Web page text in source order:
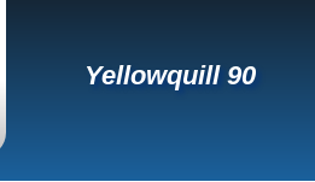
Yellowquill 90